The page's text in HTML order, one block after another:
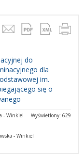
do
dla
im.
się o
Wyświetlony: 629
- Winkiel
- Winkiel